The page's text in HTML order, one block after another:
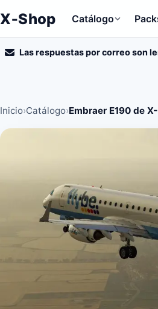
X‑Shop Catálogo
Las respuestas por correo son
Inicio›Catálogo›Embraer E190 de